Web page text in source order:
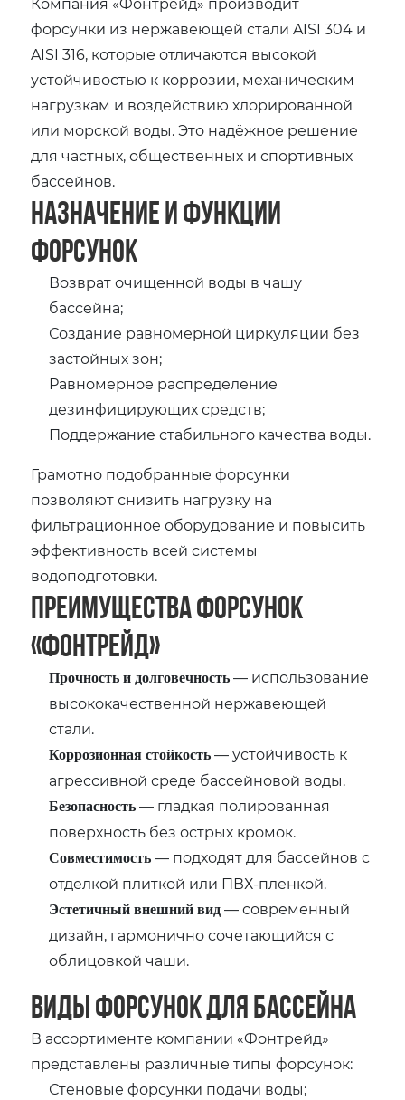
форсунки из нержавеющей стали AISI 304 и
AISI 316, которые отличаются высокой
устойчивостью к коррозии, механическим
нагрузкам и воздействию хлорированной
или морской воды. Это надёжное решение
для частных, общественных и спортивных
бассейнов.
Назначение и функции
форсунок
Возврат очищенной воды в чашу
бассейна;
Создание равномерной циркуляции без
застойных зон;
Равномерное распределение
дезинфицирующих средств;
Поддержание стабильного качества воды.
Грамотно подобранные форсунки
позволяют снизить нагрузку на
фильтрационное оборудование и повысить
эффективность всей системы
водоподготовки.
Преимущества форсунок
«Фонтрейд»
Прочность и долговечность — использование
высококачественной нержавеющей
стали.
Коррозионная стойкость — устойчивость к
агрессивной среде бассейновой воды.
Безопасность — гладкая полированная
поверхность без острых кромок.
Совместимость — подходят для бассейнов с
отделкой плиткой или ПВХ-пленкой.
Эстетичный внешний вид — современный
дизайн, гармонично сочетающийся с
облицовкой чаши.
Виды форсунок для бассейна
В ассортименте компании «Фонтрейд»
представлены различные типы форсунок:
Стеновые форсунки подачи воды;